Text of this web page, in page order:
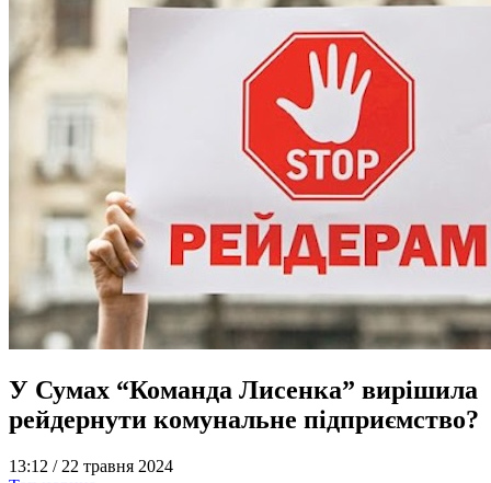
У Сумах “Команда Лисенка” вирішила
рейдернути комунальне підприємство?
13:12 / 22 травня 2024